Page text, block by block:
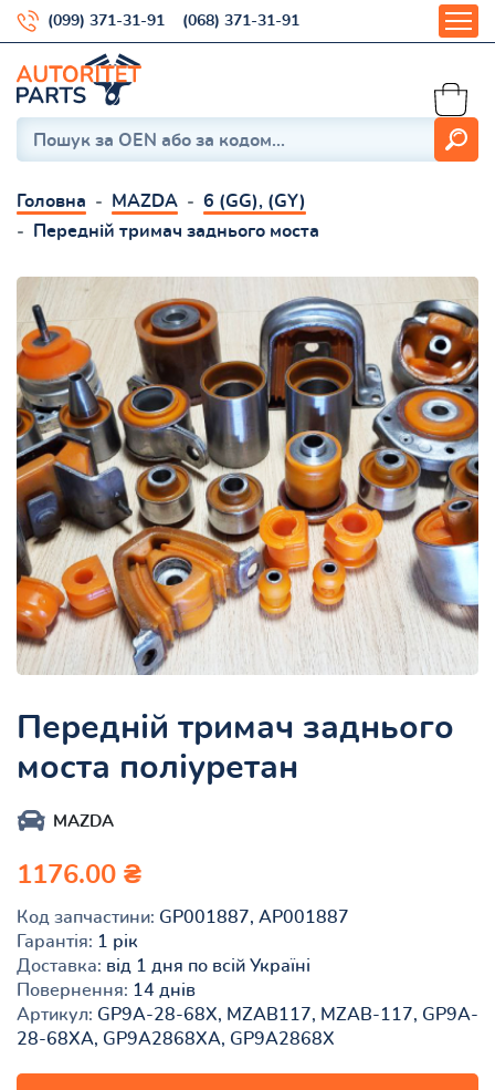
(099) 371-31-91 (068) 371-31-91
Головна MAZDA
6 (GG), (GY)
Передній тримач заднього моста
Передній тримач заднього
моста поліуретан
MAZDA
1176.00 ₴
Код запчастини: GP001887, AP001887
Гарантія: 1 рік
Доставка: від 1 дня по всій Україні
Повернення: 14 днів
Артикул: GP9A-28-68X, MZAB117, MZAB-117, GP9A-
28-68XA, GP9A2868XA, GP9A2868X